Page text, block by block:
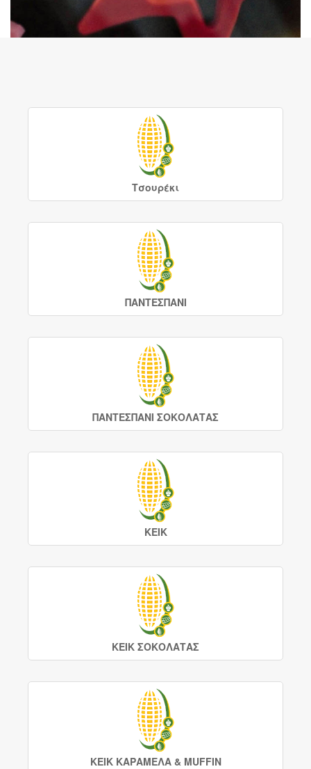
Τσουρέκι
ΠΑΝΤΕΣΠΑΝΙ
ΠΑΝΤΕΣΠΑΝΙ ΣΟΚΟΛΑΤΑΣ
ΚΕΙΚ
ΚΕΙΚ ΣΟΚΟΛΑΤΑΣ
ΚΕΙΚ ΚΑΡΑΜΕΛΑ & MUFFIN